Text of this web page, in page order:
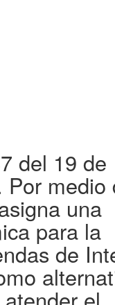
del 19 de
Por medio
una
para la
de